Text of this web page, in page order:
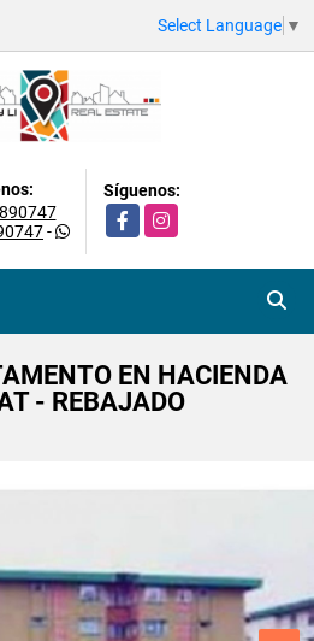
Select Language ▼
-
Síguenos:
FacebookInstagram
EN HACIENDA
- REBAJADO